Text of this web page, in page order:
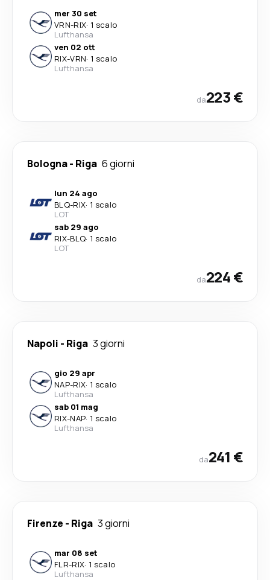
mer 30 set
VRN-RIX· 1 scalo
Lufthansa
ven 02 ott
RIX-VRN· 1 scalo
Lufthansa
da223 €
Bologna- Riga 6 giorni
lun 24 ago
BLQ-RIX· 1 scalo
LOT
sab 29 ago
RIX-BLQ· 1 scalo
LOT
da224 €
Napoli - Riga 3 giorni
gio 29 apr
NAP-RIX· 1 scalo
Lufthansa
sab 01 mag
RIX-NAP· 1 scalo
Lufthansa
da241 €
Firenze - Riga 3 giorni
mar 08 set
FLR-RIX· 1 scalo
Lufthansa